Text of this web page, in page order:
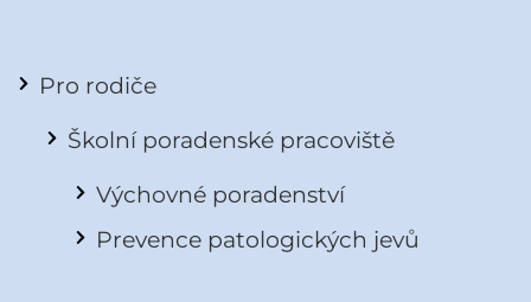
Pro rodiče
Školní poradenské pracoviště
Výchovné poradenství
Prevence patologických jevů